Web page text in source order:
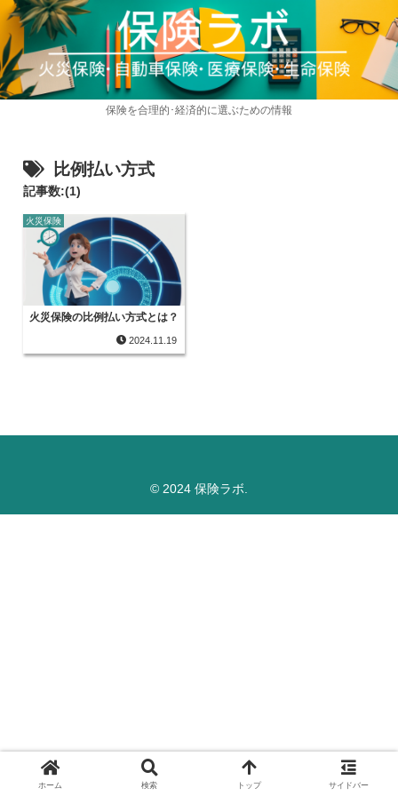
保険を合理的･経済的に選ぶための情報
比例払い方式
記事数:(1)
火災保険
火災保険の比例払い方式とは？
2024.11.19
© 2024 保険ラボ.
ホーム 検索 トップ サイドバー